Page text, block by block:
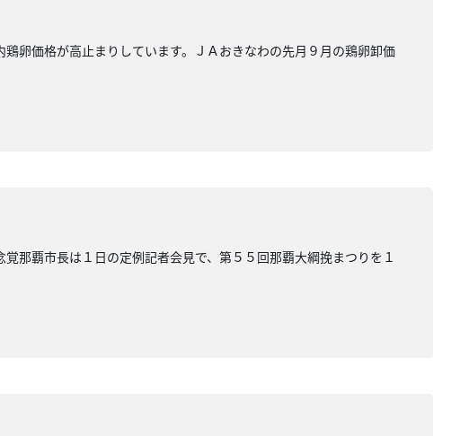
卵価格が高止まりしています。ＪＡおきなわの先月９月の鶏卵卸価
那覇市長は１日の定例記者会見で、第５５回那覇大綱挽まつりを１